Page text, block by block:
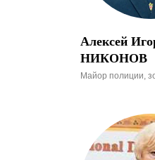
Алексей
НИКОНОВ
Майор полиции,